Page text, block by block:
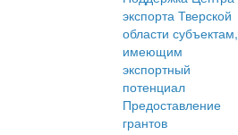
экспорта Тверской
области субъектам,
имеющим
экспортный
потенциал
Предоставление
грантов